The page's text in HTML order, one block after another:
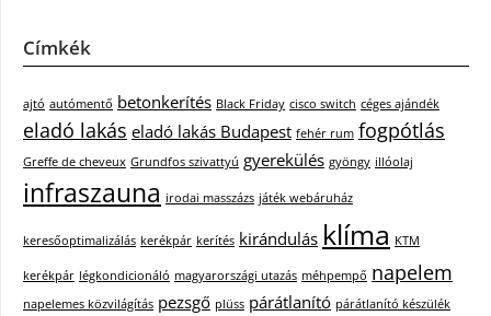
Címkék
ajtó autómentő betonkerítés Black Friday cisco switch céges ajándék
eladó lakás eladó lakás Budapest fehér rum fogpótlás
Greffe de cheveux Grundfos szivattyú gyerekülés gyöngy illóolaj
infraszauna irodai masszázs játék webáruház
keresőoptimalizálás kerékpár kerítés kirándulás klíma KTM
kerékpár légkondicionáló magyarországi utazás méhpempő napelem
napelemes közvilágítás pezsgő plüss párátlanító párátlanító készülék